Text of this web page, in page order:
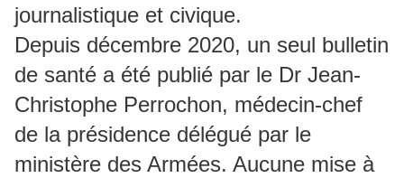
journalistique et civique.
Depuis décembre 2020, un seul bulletin
de santé a été publié par le Dr Jean-
Christophe Perrochon, médecin-chef
de la présidence délégué par le
ministère des Armées. Aucune mise à